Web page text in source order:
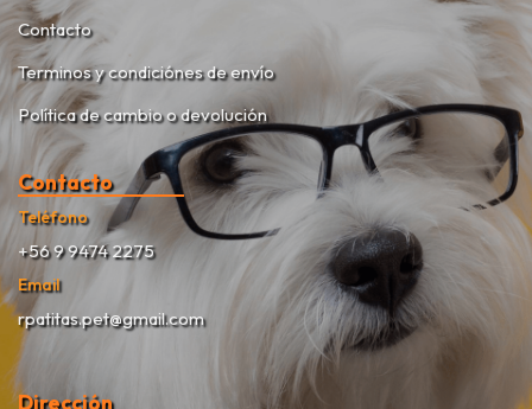
Contacto
Terminos y condiciónes de envío
Política de cambio o devolución
Contacto
Teléfono
+56 9 9474 2275
Email
rpatitas.pet@gmail.com
Dirección